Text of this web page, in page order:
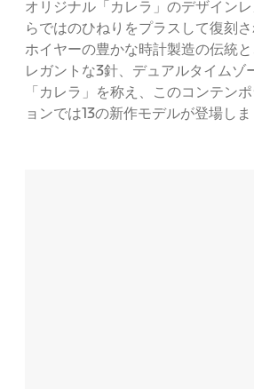
オリジナル「カレラ」のデザイン
らではのひねりをプラスして復刻さ
ホイヤーの豊かな時計製造の伝統
レガントな3針、デュアルタイムゾ
「カレラ」を称え、このコンテン
ョンでは13の新作モデルが登場しま